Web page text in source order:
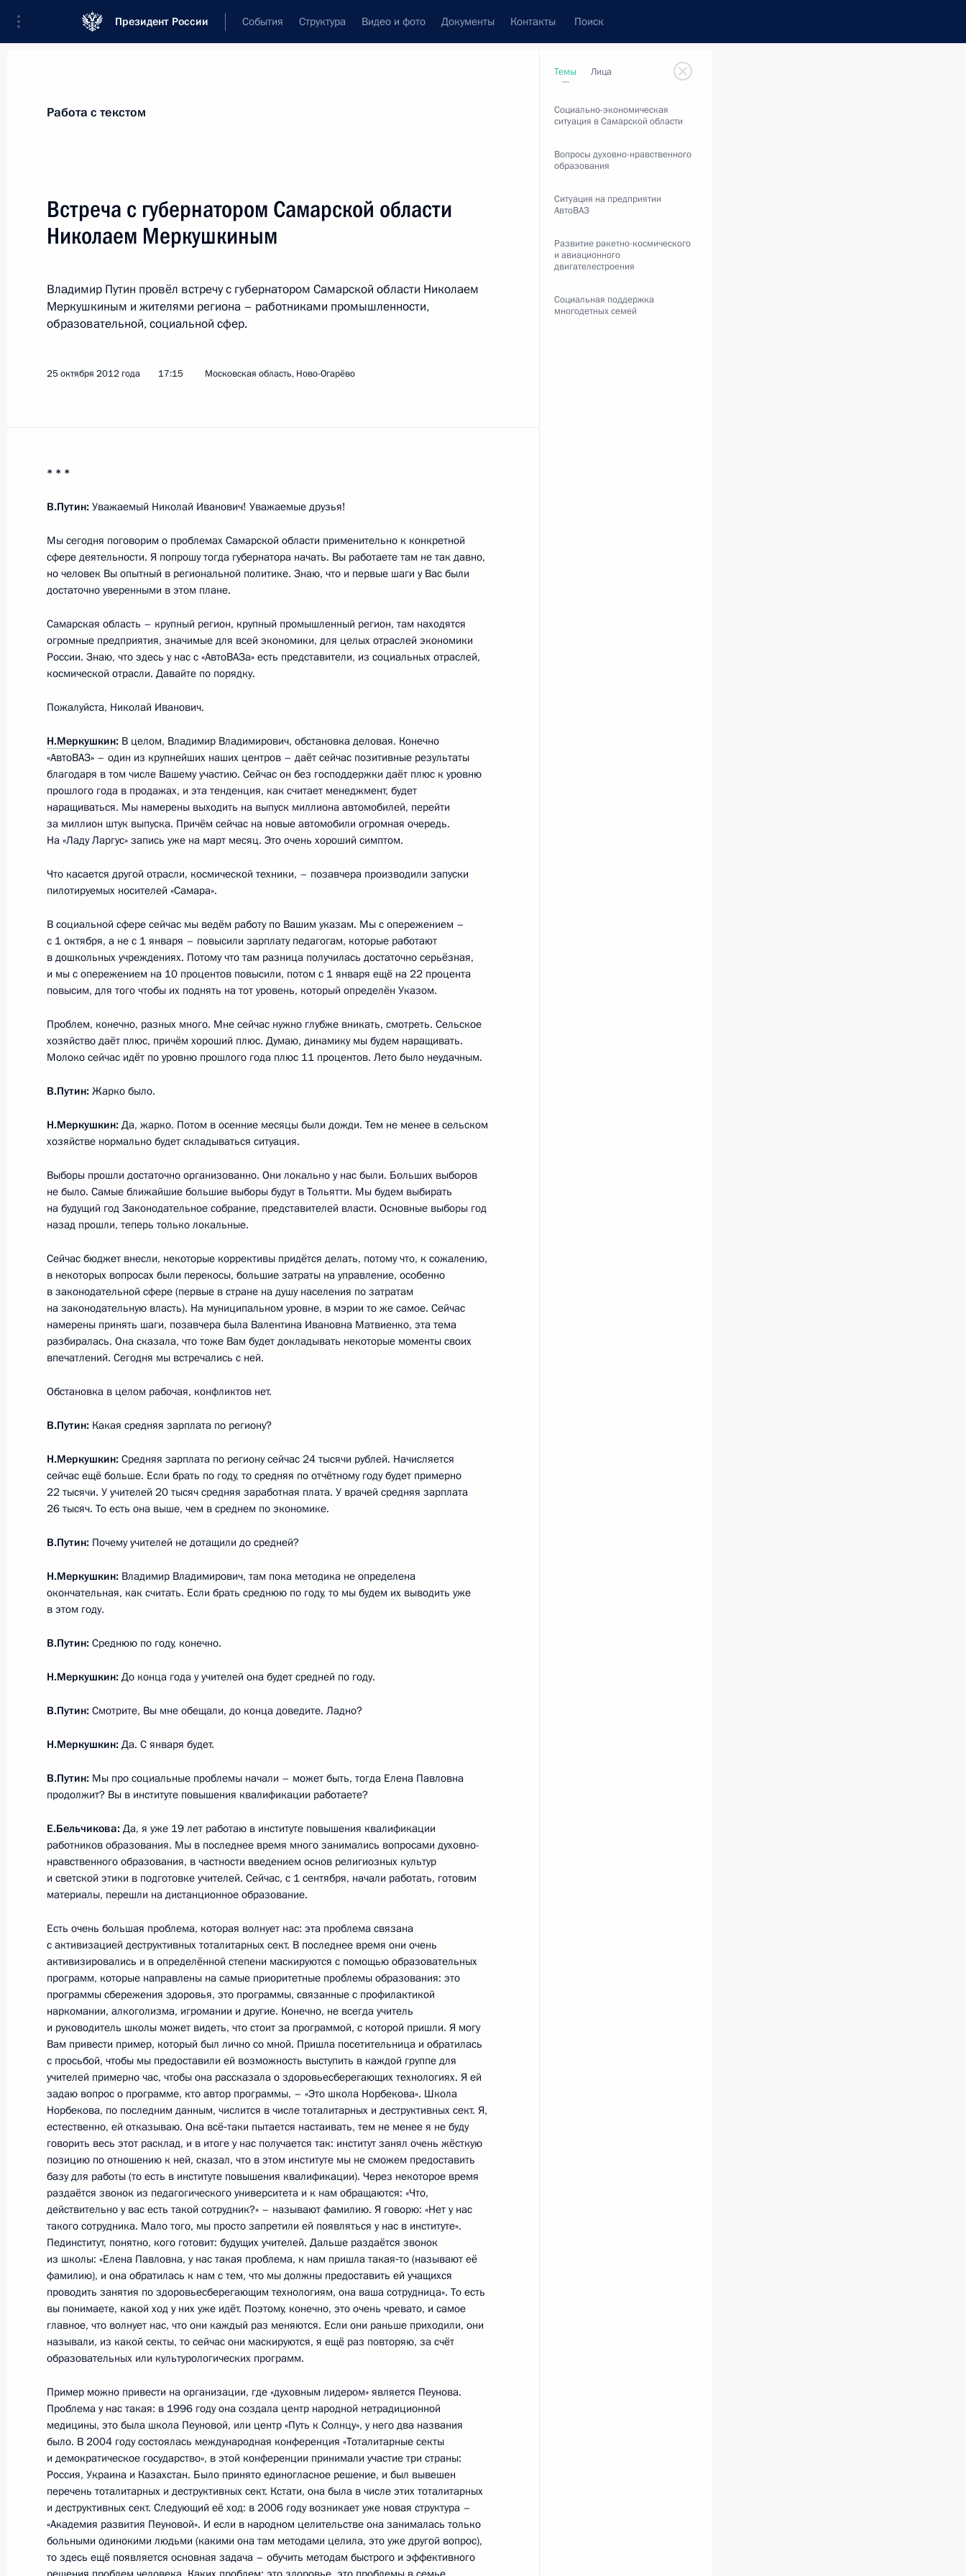
Президент России События Структура Видео и фото Документы Контакты Поиск
Все персоны
со Всемирным конгрессом финно-угорских народов
Подписаться на ленту
Встреча с Дмитрием Азаровым
Николай Меркушкин назначен спецпредставителем Президента
по взаимодействию со Всемирным конгрессом финно-угорских
народов
25 сентября 2017 года, 13:45
Встреча с губернатором Самарской области Николаем
Меркушкиным
6 июня 2016 года, 14:15
Рабочая встреча с губернатором Самарской области Николаем
Меркушкиным
1 декабря 2015 года, 13:10
Заседание рабочей группы по подготовке совместного заседания
Совета по развитию физической культуры и спорта
и оргкомитета «Россия-2018»
22 сентября 2015 года, 13:30
2 июня 2015 года, 15:20
автодорог
8 октября 2014 года, 16:50
Принята досрочная отставка губернатора Самарской области
Николая Меркушкина
6 июня 2014 года, 13:30
Рабочая встреча с губернатором Самарской области Николаем
Меркушкиным
4 июня 2014 года, 09:10
Селекторное совещание по ситуации на полигоне в Самарской
области
19 июня 2013 года, 10:45
Совещание по вопросам школьного образования
Меркушкиным
Поздравление Николаю Меркушкину с официальным
вступлением в должность губернатора Самарской области
12 мая 2012 года, 16:00
Президент принял отставку Главы Республики Мордовия
10 мая 2012 года, 09:00
Президент принял отставку губернатора Самарской области
10 мая 2012 года, 08:55
О ходе исполнения пункта 6 перечня поручений, данных
по итогам работы мобильной приёмной Президента
в Республике Мордовия
17 января 2012 года, 21:10
Исполнен пункт 3 перечня поручений, данных по итогам работы
мобильной приёмной Президента в Республике Мордовия
16 января 2012 года, 20:20
О ходе исполнения пункта 1 перечня поручений, данных
в Республике Мордовия
16 января 2012 года, 20:00
О ходе исполнения пункта 3 перечня поручений, данных
по итогам работы мобильной приёмной Президента
в Республике Мордовия
16 января 2012 года, 19:50
Работа с текстом
Встреча с губернатором Самарской области
Николаем Меркушкиным
Владимир Путин провёл встречу с губернатором Самарской области Николаем
Меркушкиным и жителями региона – работниками промышленности,
образовательной, социальной сфер.
25 октября 2012 года 17:15 Московская область, Ново-Огарёво
* * *
В.Путин: Уважаемый Николай Иванович! Уважаемые друзья!
Мы сегодня поговорим о проблемах Самарской области применительно к конкретной
сфере деятельности. Я попрошу тогда губернатора начать. Вы работаете там не так давно,
но человек Вы опытный в региональной политике. Знаю, что и первые шаги у Вас были
достаточно уверенными в этом плане.
Самарская область – крупный регион, крупный промышленный регион, там находятся
огромные предприятия, значимые для всей экономики, для целых отраслей экономики
России. Знаю, что здесь у нас с «АвтоВАЗа» есть представители, из социальных отраслей,
космической отрасли. Давайте по порядку.
Пожалуйста, Николай Иванович.
Н.Меркушкин: В целом, Владимир Владимирович, обстановка деловая. Конечно
«АвтоВАЗ» – один из крупнейших наших центров – даёт сейчас позитивные результаты
благодаря в том числе Вашему участию. Сейчас он без господдержки даёт плюс к уровню
прошлого года в продажах, и эта тенденция, как считает менеджмент, будет
наращиваться. Мы намерены выходить на выпуск миллиона автомобилей, перейти
за миллион штук выпуска. Причём сейчас на новые автомобили огромная очередь.
На «Ладу Ларгус» запись уже на март месяц. Это очень хороший симптом.
Что касается другой отрасли, космической техники, – позавчера производили запуски
пилотируемых носителей «Самара».
В социальной сфере сейчас мы ведём работу по Вашим указам. Мы с опережением –
с 1 октября, а не с 1 января – повысили зарплату педагогам, которые работают
в дошкольных учреждениях. Потому что там разница получилась достаточно серьёзная,
и мы с опережением на 10 процентов повысили, потом с 1 января ещё на 22 процента
повысим, для того чтобы их поднять на тот уровень, который определён Указом.
Проблем, конечно, разных много. Мне сейчас нужно глубже вникать, смотреть. Сельское
хозяйство даёт плюс, причём хороший плюс. Думаю, динамику мы будем наращивать.
Молоко сейчас идёт по уровню прошлого года плюс 11 процентов. Лето было неудачным.
В.Путин: Жарко было.
Н.Меркушкин: Да, жарко. Потом в осенние месяцы были дожди. Тем не менее в сельском
хозяйстве нормально будет складываться ситуация.
Выборы прошли достаточно организованно. Они локально у нас были. Больших выборов
не было. Самые ближайшие большие выборы будут в Тольятти. Мы будем выбирать
на будущий год Законодательное собрание, представителей власти. Основные выборы год
назад прошли, теперь только локальные.
Сейчас бюджет внесли, некоторые коррективы придётся делать, потому что, к сожалению,
в некоторых вопросах были перекосы, большие затраты на управление, особенно
в законодательной сфере (первые в стране на душу населения по затратам
на законодательную власть). На муниципальном уровне, в мэрии то же самое. Сейчас
намерены принять шаги, позавчера была Валентина Ивановна Матвиенко, эта тема
разбиралась. Она сказала, что тоже Вам будет докладывать некоторые моменты своих
впечатлений. Сегодня мы встречались с ней.
Обстановка в целом рабочая, конфликтов нет.
В.Путин: Какая средняя зарплата по региону?
Н.Меркушкин: Средняя зарплата по региону сейчас 24 тысячи рублей. Начисляется
сейчас ещё больше. Если брать по году, то средняя по отчётному году будет примерно
22 тысячи. У учителей 20 тысяч средняя заработная плата. У врачей средняя зарплата
26 тысяч. То есть она выше, чем в среднем по экономике.
В.Путин: Почему учителей не дотащили до средней?
Н.Меркушкин: Владимир Владимирович, там пока методика не определена
окончательная, как считать. Если брать среднюю по году, то мы будем их выводить уже
в этом году.
В.Путин: Среднюю по году, конечно.
Н.Меркушкин: До конца года у учителей она будет средней по году.
В.Путин: Смотрите, Вы мне обещали, до конца доведите. Ладно?
Н.Меркушкин: Да. С января будет.
В.Путин: Мы про социальные проблемы начали – может быть, тогда Елена Павловна
продолжит? Вы в институте повышения квалификации работаете?
Е.Бельчикова: Да, я уже 19 лет работаю в институте повышения квалификации
работников образования. Мы в последнее время много занимались вопросами духовно-
нравственного образования, в частности введением основ религиозных культур
и светской этики в подготовке учителей. Сейчас, с 1 сентября, начали работать, готовим
материалы, перешли на дистанционное образование.
Есть очень большая проблема, которая волнует нас: эта проблема связана
с активизацией деструктивных тоталитарных сект. В последнее время они очень
активизировались и в определённой степени маскируются с помощью образовательных
программ, которые направлены на самые приоритетные проблемы образования: это
программы сбережения здоровья, это программы, связанные с профилактикой
наркомании, алкоголизма, игромании и другие. Конечно, не всегда учитель
и руководитель школы может видеть, что стоит за программой, с которой пришли. Я могу
Вам привести пример, который был лично со мной. Пришла посетительница и обратилась
с просьбой, чтобы мы предоставили ей возможность выступить в каждой группе для
учителей примерно час, чтобы она рассказала о здоровьесберегающих технологиях. Я ей
задаю вопрос о программе, кто автор программы, – «Это школа Норбекова». Школа
Норбекова, по последним данным, числится в числе тоталитарных и деструктивных сект. Я,
естественно, ей отказываю. Она всё‑таки пытается настаивать, тем не менее я не буду
говорить весь этот расклад, и в итоге у нас получается так: институт занял очень жёсткую
позицию по отношению к ней, сказал, что в этом институте мы не сможем предоставить
базу для работы (то есть в институте повышения квалификации). Через некоторое время
раздаётся звонок из педагогического университета и к нам обращаются: «Что,
действительно у вас есть такой сотрудник?» – называют фамилию. Я говорю: «Нет у нас
такого сотрудника. Мало того, мы просто запретили ей появляться у нас в институте».
Пединститут, понятно, кого готовит: будущих учителей. Дальше раздаётся звонок
из школы: «Елена Павловна, у нас такая проблема, к нам пришла такая‑то (называют её
фамилию), и она обратилась к нам с тем, что мы должны предоставить ей учащихся
проводить занятия по здоровьесберегающим технологиям, она ваша сотрудница». То есть
вы понимаете, какой ход у них уже идёт. Поэтому, конечно, это очень чревато, и самое
главное, что волнует нас, что они каждый раз меняются. Если они раньше приходили, они
называли, из какой секты, то сейчас они маскируются, я ещё раз повторяю, за счёт
образовательных или культурологических программ.
Пример можно привести на организации, где «духовным лидером» является Пеунова.
Проблема у нас такая: в 1996 году она создала центр народной нетрадиционной
медицины, это была школа Пеуновой, или центр «Путь к Солнцу», у него два названия
было. В 2004 году состоялась международная конференция «Тоталитарные секты
и демократическое государство», в этой конференции принимали участие три страны:
Россия, Украина и Казахстан. Было принято единогласное решение, и был вывешен
перечень тоталитарных и деструктивных сект. Кстати, она была в числе этих тоталитарных
и деструктивных сект. Следующий её ход: в 2006 году возникает уже новая структура –
«Академия развития Пеуновой». И если в народном целительстве она занималась только
больными одинокими людьми (какими она там методами целила, это уже другой вопрос),
то здесь ещё появляется основная задача – обучить методам быстрого и эффективного
Темы
Социально-экономическая
ситуация в Самарской области
Вопросы духовно-нравственного
образования
Ситуация на предприятии
АвтоВАЗ
Развитие ракетно-космического
и авиационного
двигателестроения
Социальная поддержка
многодетных семей
Лица